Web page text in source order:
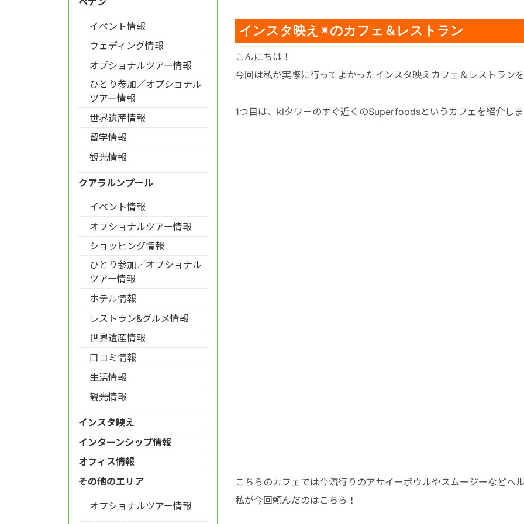
インスタ映え✴のカフェ＆レストラン
こんにちは！
今回は私が実際に行ってよかったインスタ映えカフェ＆レストラン
1つ目は、klタワーのすぐ近くのSuperfoodsというカフェを紹介しま
こちらのカフェでは今流行りのアサイーボウルやスムージーなどヘ
私が今回頼んだのはこちら！
イベント情報
ウェディング情報
オプショナルツアー情報
ひとり参加／オプショナル
ツアー情報
世界遺産情報
留学情報
観光情報
クアラルンプール
イベント情報
オプショナルツアー情報
ショッピング情報
ひとり参加／オプショナル
ツアー情報
ホテル情報
レストラン&グルメ情報
世界遺産情報
口コミ情報
生活情報
観光情報
インスタ映え
インターンシップ情報
オフィス情報
その他のエリア
オプショナルツアー情報